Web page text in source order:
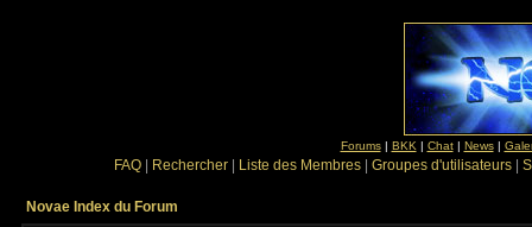
Forums| BKK | Chat| News|
FAQ Rechercher Liste des Membres Groupes d'utilisateurs
Novae Index du Forum